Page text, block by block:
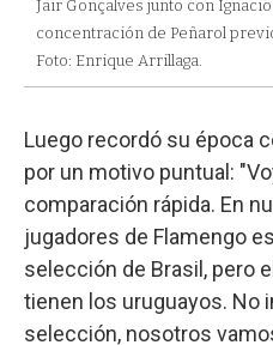
Jair Gonçalves junto con
concentración de Peñarol
Foto: Enrique Arrillaga.
Luego recordó su época
por un motivo puntual:
comparación rápida. En
jugadores de Flamengo
selección de Brasil, pero
tienen los uruguayos. No
selección, nosotros